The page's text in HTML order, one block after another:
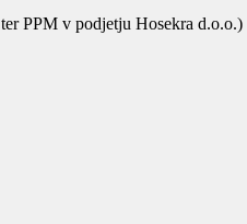
PPM v podjetju Hosekra d.o.o.)